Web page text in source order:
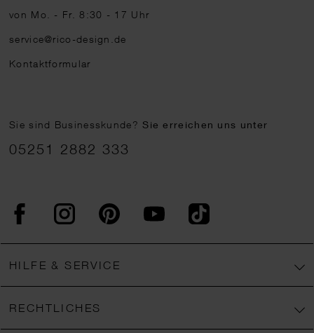
von Mo. - Fr. 8:30 - 17 Uhr
service@rico-design.de
Kontaktformular
Sie sind Businesskunde?Sie erreichen uns unter
05251 2882 333
FacebookInstagram PinterestYouTubeTikTok
HILFE & SERVICE
RECHTLICHES